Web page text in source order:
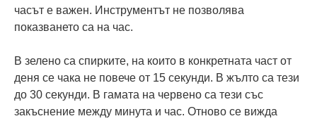
часът е важен. Инструментът не позволява
показването са на час.
В зелено са спирките, на които в конкретната част от
деня се чака не повече от 15 секунди. В жълто са тези
до 30 секунди. В гамата на червено са тези със
закъснение между минута и час. Отново се вижда